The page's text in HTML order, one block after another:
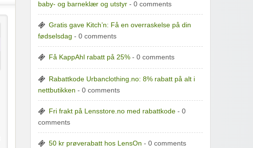
baby- og barneklær og utstyr - 0 comments
Gratis gave Kitch’n: Få en overraskelse på din
fødselsdag - 0 comments
Få KappAhl rabatt på 25% - 0 comments
Rabattkode Urbanclothing.no: 8% rabatt på alt i
nettbutikken - 0 comments
Fri frakt på Lensstore.no med rabattkode - 0
comments
50 kr prøverabatt hos LensOn - 0 comments